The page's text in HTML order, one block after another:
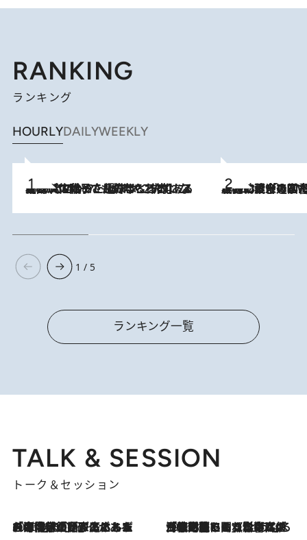
RANKING
ランキング
HOURLYDAILYWEEKLY
2026.8.5
【阿川佐和子さんの年とる力】なぜ70代で始めた趣味は“こんなに楽しい”のか？ ピアノ、俳句…スランプに陥っても続けられる“ある秘訣”とは 2026.8.3
慶應幼稚舎の図書室からテレビの世界に飛び込んだ阿川佐和子（72）
1 / 5
ランキング一覧
TALK & SESSION
トーク＆セッション
2026.8.3
「今後値上げがあるとすれば…」「リスクがあるのは今年の冬」エネルギー専門家が語る、ホルムズ海峡封鎖が家庭にもたらす“ある心配” 2026.8.3
「住宅建てられない…」「サーチャージ料の高値が続いている」ホルムズ海峡封鎖による影響はいつまで続く？《エネルギー専門家に聞く“どうなる日本の暮らし”》